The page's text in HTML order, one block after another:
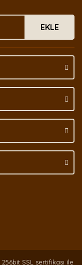
EKLE
SSL sertifikası ile